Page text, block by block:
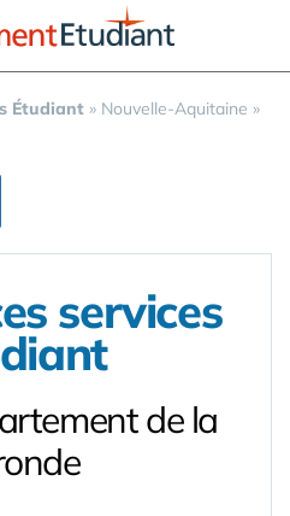
Étudiant » Nouvelle-Aquitaine »
services
de la